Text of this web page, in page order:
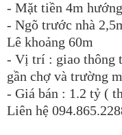
- Mặt tiền 4m
- Ngõ trước nhà
Lê khoảng 60m
- Vị trí : giao thông
gần chợ và trường
- Giá bán : 1.2 tỷ (
Liên hệ